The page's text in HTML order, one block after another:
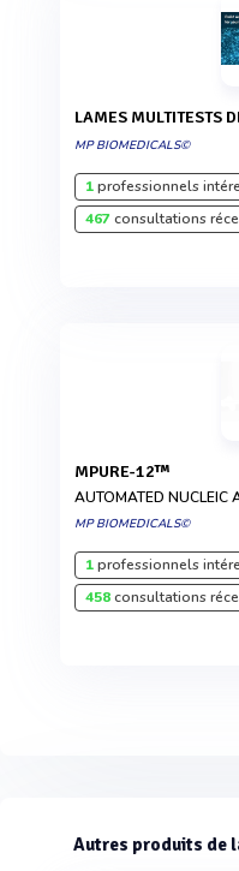
LAMES MULTITESTS
MP BIOMEDICALS©
1professionnels
467consultations
MPURE-12™
AUTOMATED NUCLEIC
MP BIOMEDICALS©
1professionnels
458consultations
Autres produits de